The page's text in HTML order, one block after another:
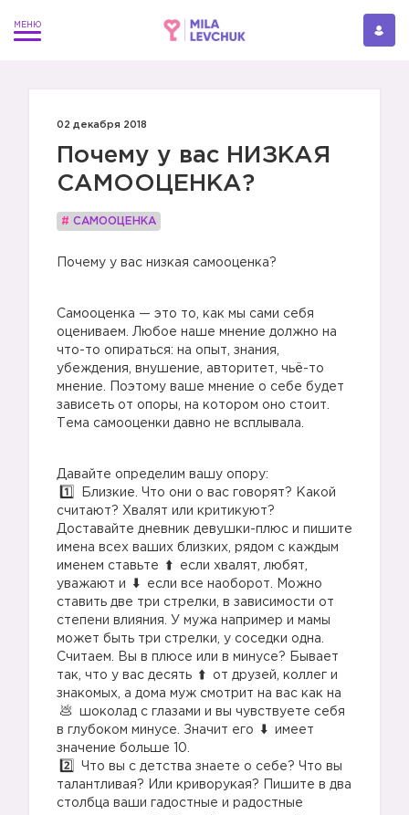
02 декабря 2018
Почему у вас НИЗКАЯ
САМООЦЕНКА?
# САМООЦЕНКА
Почему у вас низкая самооценка?
Самооценка — это то, как мы сами себя
оцениваем. Любое наше мнение должно на
что-то опираться: на опыт, знания,
убеждения, внушение, авторитет, чьё-то
мнение. Поэтому ваше мнение о себе будет
зависеть от опоры, на котором оно стоит.
Тема самооценки давно не всплывала.
Давайте определим вашу опору:
Близкие. Что они о вас говорят? Какой
считают? Хвалят или критикуют?
Доставайте дневник девушки-плюс и пишите
имена всех ваших близких, рядом с каждым
именем ставьте
если хвалят, любят,
уважают и
если все наоборот. Можно
ставить две три стрелки, в зависимости от
степени влияния. У мужа например и мамы
может быть три стрелки, у соседки одна.
Считаем. Вы в плюсе или в минусе? Бывает
так, что у вас десять
от друзей, коллег и
знакомых, а дома муж смотрит на вас как на
шоколад с глазами и вы чувствуете себя
в глубоком минусе. Значит его
имеет
значение больше 10.
Что вы с детства знаете о себе? Что вы
талантливая? Или криворукая? Пишите в два
столбца ваши гадостные и радостные